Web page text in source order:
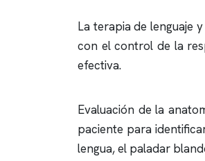
La terapia de lenguaje
con el control de la
efectiva.
Evaluación de la
paciente para
lengua, el paladar